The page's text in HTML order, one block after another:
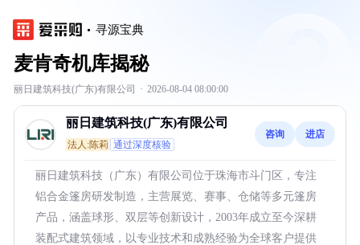
寻源宝典
麦肯奇机库揭秘
丽日建筑科技(广东)有限公司 · 2026-08-04 08:00:00
丽日建筑科技(广东)有限公司
法人:陈莉 通过深度核验
咨询 进店
丽日建筑科技（广东）有限公司位于珠海市斗门区，专注
铝合金篷房研发制造，主营展览、赛事、仓储等多元篷房
产品，涵盖球形、双层等创新设计，2003年成立至今深耕
装配式建筑领域，以专业技术和成熟经验为全球客户提供